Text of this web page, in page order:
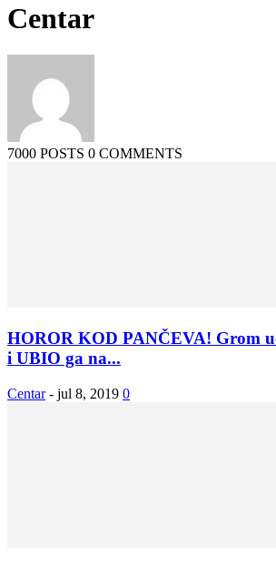
Centar
7000 POSTS 0 COMMENTS
HOROR KOD PANČEVA! Grom
i UBIO ga na...
Centar - jul 8, 2019 0